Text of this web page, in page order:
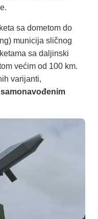
sa dometom do
municija sličnog
sa daljinski
većim od 100 km.
varijanti,